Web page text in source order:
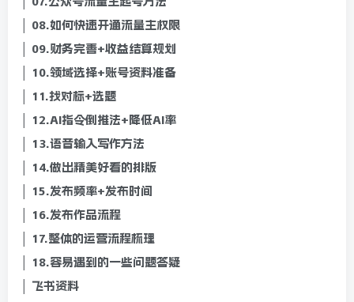
│ 08.如何快速开通流量主权限
│ 09.财务完善+收益结算规划
│ 10.领域选择+账号资料准备
│ 11.找对标+选题
│ 12.AI指令倒推法+降低AI率
│ 13.语音输入写作方法
│ 14.做出精美好看的排版
│ 15.发布频率+发布时间
│ 16.发布作品流程
│ 17.整体的运营流程梳理
│ 18.容易遇到的一些问题答疑
│ 飞书资料